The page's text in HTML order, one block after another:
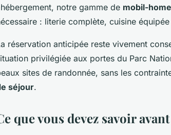
notre gamme de mobil-
: literie complète, cuisine
réservation anticipée reste vivement
privilégiée aux portes du Parc
sites de randonnée, sans les
séjour.
que vous devez savoir